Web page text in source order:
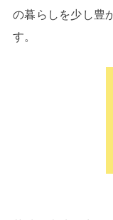
の暮らしを少し豊
す。